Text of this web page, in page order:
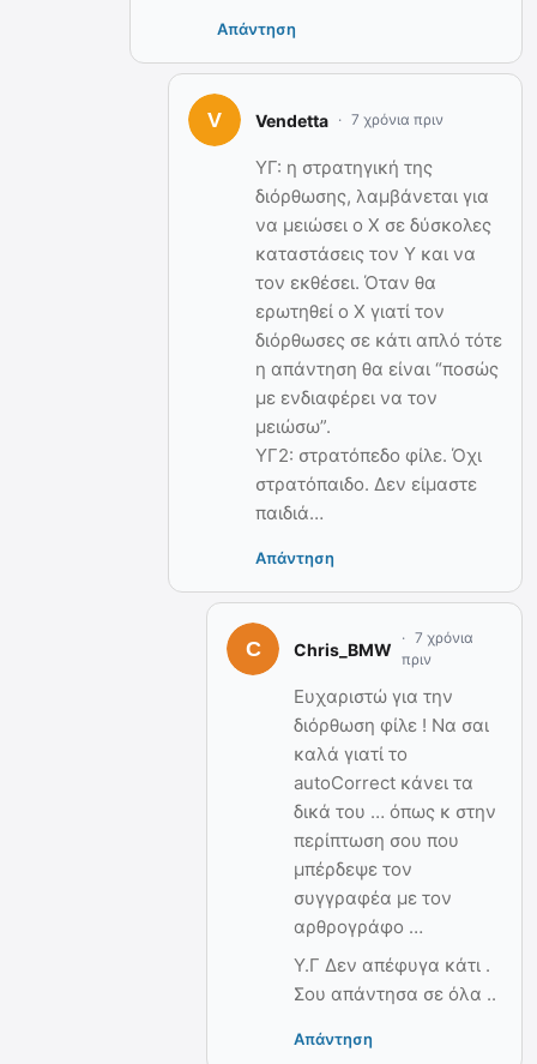
Απάντηση
Vendetta 7 χρόνια πριν
ΥΓ: η στρατηγική της
διόρθωσης, λαμβάνεται για
να μειώσει ο Χ σε δύσκολες
καταστάσεις τον Υ και να
τον εκθέσει. Όταν θα
ερωτηθεί ο Χ γιατί τον
διόρθωσες σε κάτι απλό τότε
η απάντηση θα είναι “ποσώς
με ενδιαφέρει να τον
μειώσω”.
ΥΓ2: στρατόπεδο φίλε. Όχι
στρατόπαιδο. Δεν είμαστε
παιδιά…
Απάντηση
Chris_BMW
7 χρόνια
πριν
Ευχαριστώ για την
διόρθωση φίλε ! Να σαι
καλά γιατί το
autoCorrect κάνει τα
δικά του … όπως κ στην
περίπτωση σου που
μπέρδεψε τον
συγγραφέα με τον
αρθρογράφο …
Υ.Γ Δεν απέφυγα κάτι .
Σου απάντησα σε όλα ..
Απάντηση